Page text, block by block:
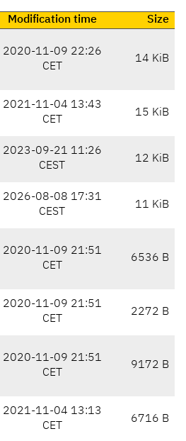
Modification time
Size
2020-11-09 22:26
CET
14 KiB
2021-11-04 13:43
CET
15 KiB
2023-09-21 11:26
CEST
12 KiB
2026-08-08 17:31
CEST
11 KiB
2020-11-09 21:51
CET
6536 B
2020-11-09 21:51
CET
2272 B
2020-11-09 21:51
CET
9172 B
2021-11-04 13:13
CET
6716 B